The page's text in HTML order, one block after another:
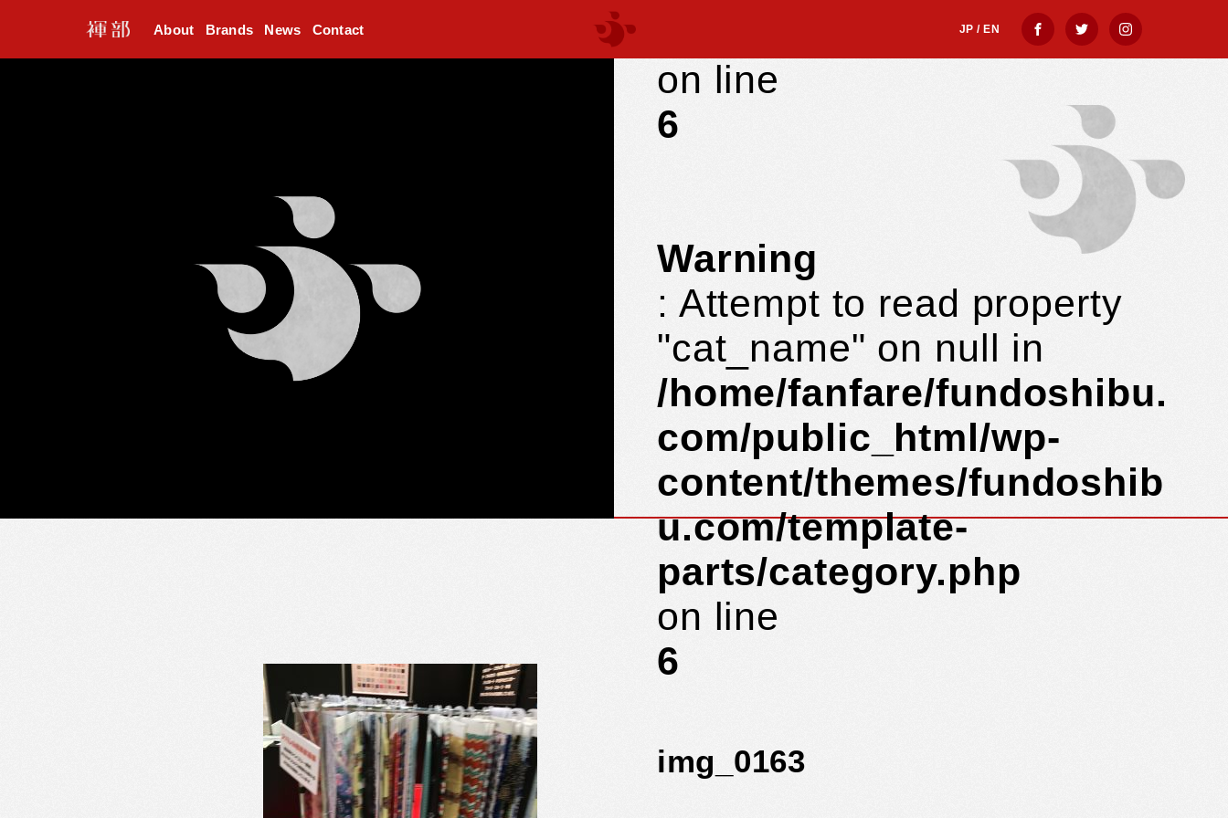
About Brands News Contact JP / EN
parts/category.php
on line
6
Warning
: Attempt to read property
"cat_name" on null in
/home/fanfare/fundoshibu.
com/public_html/wp-
content/themes/fundoshib
u.com/template-
parts/category.php
on line
6
img_0163